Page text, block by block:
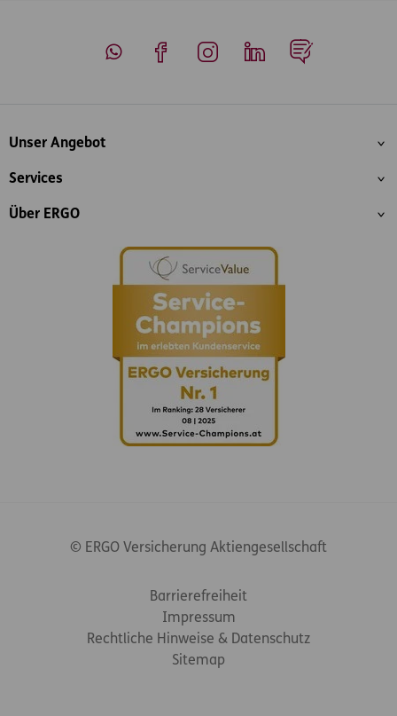
Inhaltsübersicht
Unser Angebot
Services
Über ERGO
© ERGO Versicherung Aktiengesellschaft
Barrierefreiheit
Impressum
Rechtliche Hinweise & Datenschutz
Sitemap